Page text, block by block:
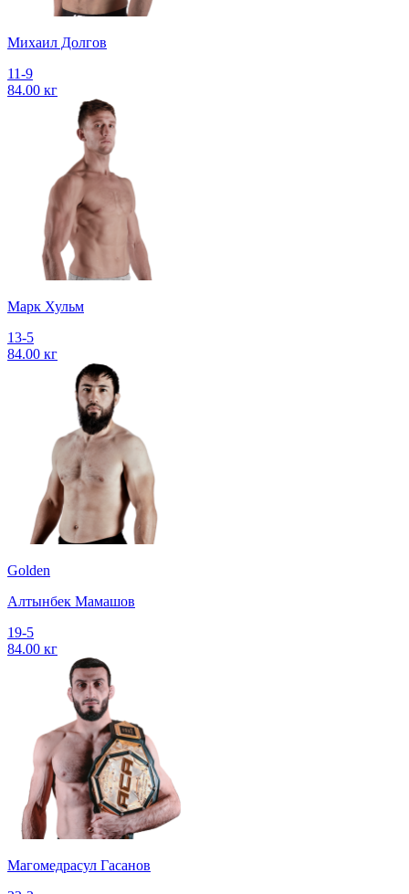
Михаил Долгов
11-9
84.00 кг
Марк Хульм
13-5
84.00 кг
Golden
Алтынбек Мамашов
19-5
84.00 кг
Магомедрасул Гасанов